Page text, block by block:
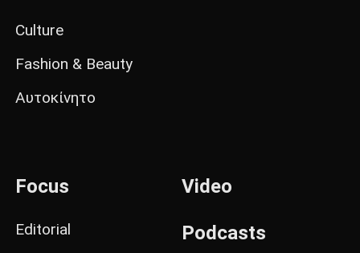
Culture
Fashion & Beauty
Αυτοκίνητο
Focus
Editorial
Video
Podcasts